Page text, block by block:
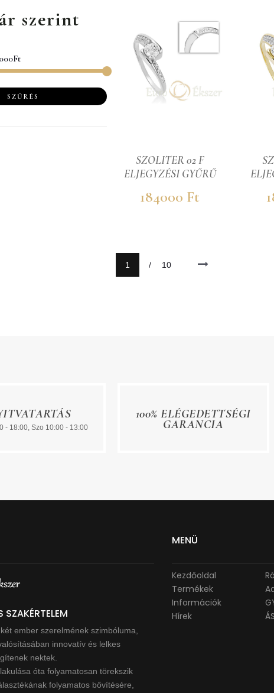
szerint
SZŰRÉS
SZOLITER 02 F
ELJEGYZÉSI GYŰRŰ
184000 Ft
1 / 10
- 18:00, Szo 10:00 - 13:00
100% ELÉGEDETTSÉGI
GARANCIA
SZAKÉRTELEM
ember szerelmének szimbóluma,
innovatív és lelkes
nektek.
óta folyamatosan törekszik
folyamatos bővítésére,
MENÜ
Kezdőoldal
Termékek
Információk
Hírek